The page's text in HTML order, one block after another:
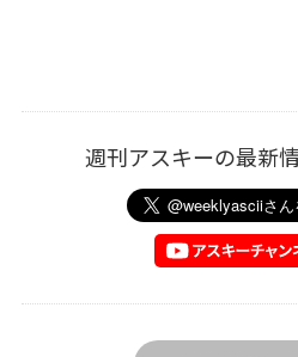
週刊アスキーの最新